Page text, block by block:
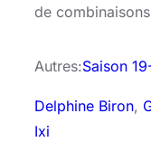
de
Autres:Saison
Delphine Biron,
Ixi